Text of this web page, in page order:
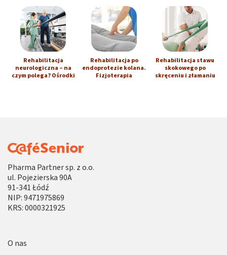
Rehabilitacja
neurologiczna – na
czym polega? Ośrodki
Rehabilitacja po
endoprotezie kolana.
Fizjoterapia
Rehabilitacja stawu
skokowego po
skręceniu i złamaniu
Pharma Partner sp. z o.o.
ul. Pojezierska 90A
91-341 Łódź
NIP: 9471975869
KRS: 0000321925
O nas